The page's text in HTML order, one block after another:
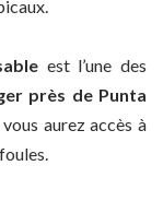
est l’une des
près de Punta
aurez accès à